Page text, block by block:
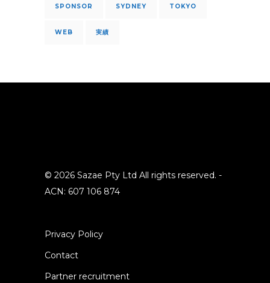
SPONSOR SYDNEY TOKYO
WEB 実績
© 2026 Sazae Pty Ltd All rights reserved. -
ACN: 607 106 874
Privacy Policy
Contact
Partner recruitment